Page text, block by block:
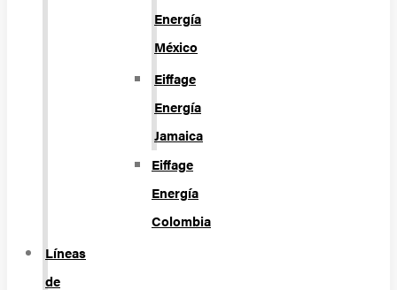
Energía
México
Eiffage
Energía
Jamaica
Eiffage
Energía
Colombia
Líneas
de